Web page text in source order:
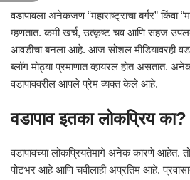
वडापावला अनेकजण “महाराष्ट्राचा बर्गर” किंवा
म्हणतात. कमी खर्च, उत्कृष्ट चव आणि सहज
आवडीचा बनला आहे. आज सोशल मीडियावरही
ब्लॉग मोठ्या प्रमाणात व्हायरल होत असतात.
वडापाववरील आपले प्रेम व्यक्त केले आहे.
वडापाव इतका लोकप्रिय का?
वडापावच्या लोकप्रियतेमागे अनेक कारणे आहेत.
पोटभर आहे आणि चवीलाही अप्रतिम आहे.